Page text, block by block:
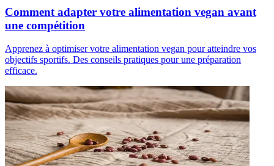
Comment adapter votre alimentation vegan avant
une compétition
Apprenez à optimiser votre alimentation vegan pour atteindre vos
objectifs sportifs. Des conseils pratiques pour une préparation
efficace.